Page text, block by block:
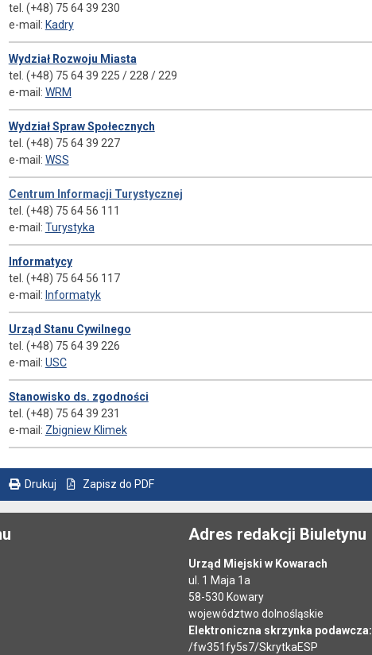
tel. (+48) 75 64 39 230
e-mail: Kadry
Wydział Rozwoju Miasta
tel. (+48) 75 64 39 225 / 228 / 229
e-mail: WRM
Wydział Spraw Społecznych
tel. (+48) 75 64 39 227
e-mail: WSS
Centrum Informacji Turystycznej
tel. (+48) 75 64 56 111
e-mail: Turystyka
Informatycy
tel. (+48) 75 64 56 117
e-mail: Informatyk
Urząd Stanu Cywilnego
tel. (+48) 75 64 39 226
e-mail: USC
Stanowisko ds. zgodności
tel. (+48) 75 64 39 231
e-mail: Zbigniew Klimek
Drukuj Zapisz do PDF
Adres redakcji Biuletynu
Urząd Miejski w Kowarach
ul. 1 Maja 1a
58-530 Kowary
województwo dolnośląskie
Elektroniczna skrzynka podawcza:
/fw351fy5s7/SkrytkaESP